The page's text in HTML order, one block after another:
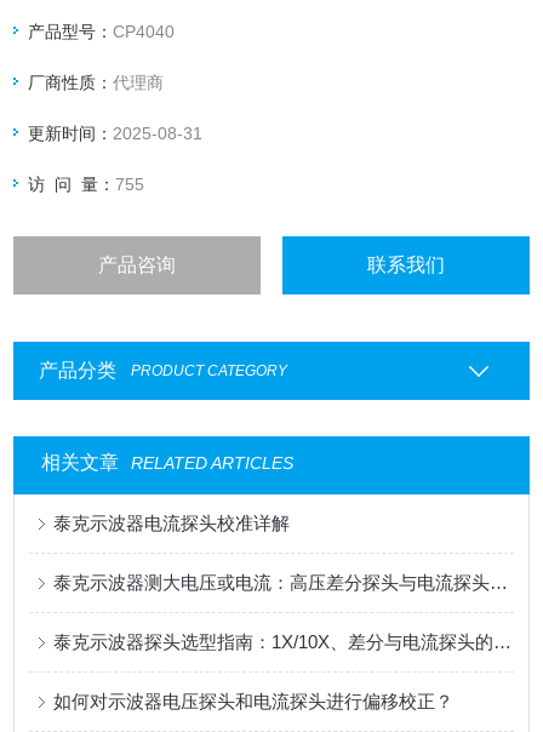
于开关电源、马达驱动器、电子整流计、LED照明、新能源等
产品型号：CP4040
厂商性质：代理商
更新时间： 2025-08-31
访 问 量：755
产品咨询 联系我们
产品分类 PRODUCT CATEGORY
相关文章 RELATED ARTICLES
泰克示波器电流探头校准详解
泰克示波器测大电压或电流：高压差分探头与电流探头选配指南
泰克示波器探头选型指南：1X/10X、差分与电流探头的应用解析
如何对示波器电压探头和电流探头进行偏移校正？